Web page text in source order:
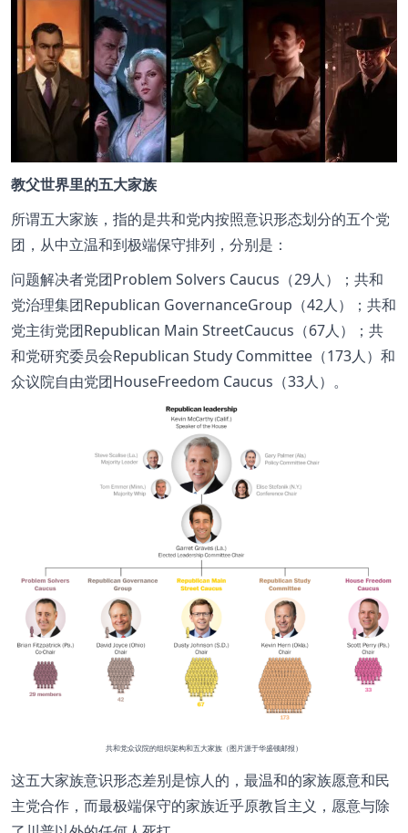
教父世界里的五大家族
所谓五大家族，指的是共和党内按照意识形态划分的五个党
团，从中立温和到极端保守排列，分别是：
问题解决者党团Problem Solvers Caucus（29人）；共和
党治理集团Republican GovernanceGroup（42人）；共和
党主街党团Republican Main StreetCaucus（67人）；共
和党研究委员会Republican Study Committee（173人）和
众议院自由党团HouseFreedom Caucus（33人）。
共和党众议院的组织架构和五大家族（图片源于华盛顿邮报）
这五大家族意识形态差别是惊人的，最温和的家族愿意和民
主党合作，而最极端保守的家族近乎原教旨主义，愿意与除